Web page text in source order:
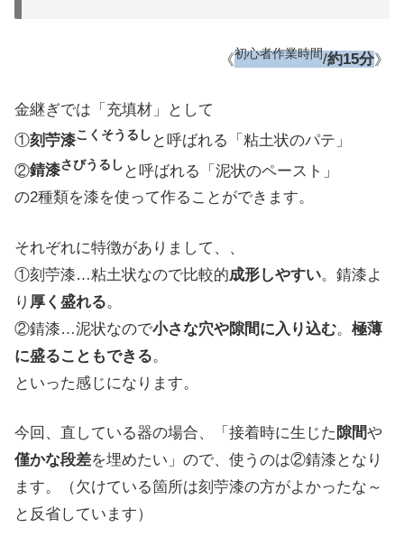
《初心者作業時間/約15分》
金継ぎでは「充填材」として
①刻苧漆こくそうるし と呼ばれる「粘土状のパテ」
②錆漆さびうるし と呼ばれる「泥状のペースト」
の2種類を漆を使って作ることができます。
それぞれに特徴がありまして、、
①刻苧漆…粘土状なので比較的成形しやすい。錆漆よ
り 厚く盛れる。
②錆漆…泥状なので小さな穴や隙間に入り込む。 極薄
に盛ることもできる。
といった感じになります。
今回、直している器の場合、「接着時に生じた 隙間や
僅かな段差を埋めたい」ので、使うのは②錆漆となり
ます。（欠けている箇所は刻苧漆の方がよかったな～
と反省しています）